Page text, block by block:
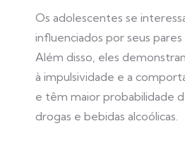
Os adolescentes se
influenciados por seus pares
Além disso, eles
à impulsividade e a
e têm maior probabilidade
drogas e bebidas alcoólicas.